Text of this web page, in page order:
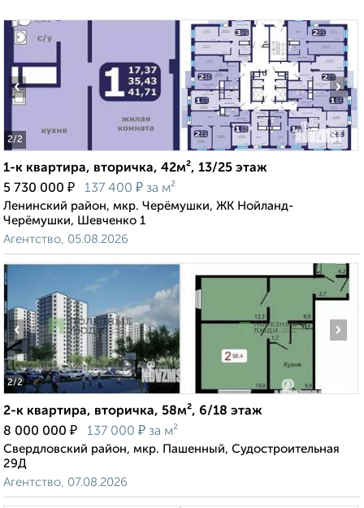
2/2
‹ ›
1-к квартира, вторичка, 42м², 13/25 этаж
5 730 000 ₽ 137 400 ₽ за м²
Ленинский район, мкр. Черёмушки, ЖК Нойланд-
Черёмушки, Шевченко 1
Агентство, 05.08.2026
2/2
‹ ›
2-к квартира, вторичка, 58м², 6/18 этаж
8 000 000 ₽ 137 000 ₽ за м²
Свердловский район, мкр. Пашенный, Судостроительная
29Д
Агентство, 07.08.2026